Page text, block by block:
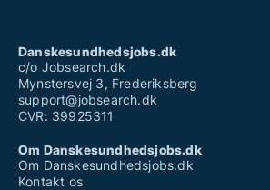
Danskesundhedsjobs.dk
c/o Jobsearch.dk
Mynstersvej 3, Frederiksberg
support@jobsearch.dk
CVR: 39925311
Om Danskesundhedsjobs.dk
Om Danskesundhedsjobs.dk
Kontakt os